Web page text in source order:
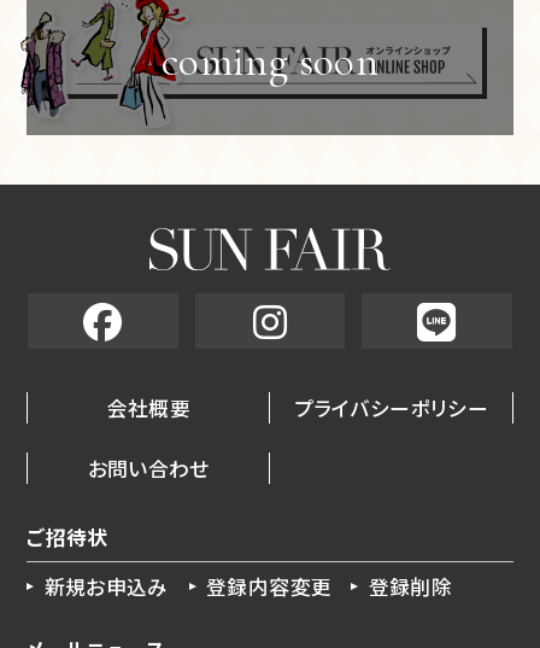
会社概要 プライバシーポリシー
お問い合わせ
ご招待状
新規お申込み
登録内容変更 登録削除